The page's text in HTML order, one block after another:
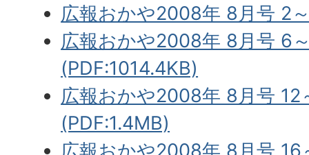
広報おかや2008年 8月号 2
広報おかや2008年 8月号 6
(PDF:1014.4KB)
広報おかや2008年 8月号 12
(PDF:1.4MB)